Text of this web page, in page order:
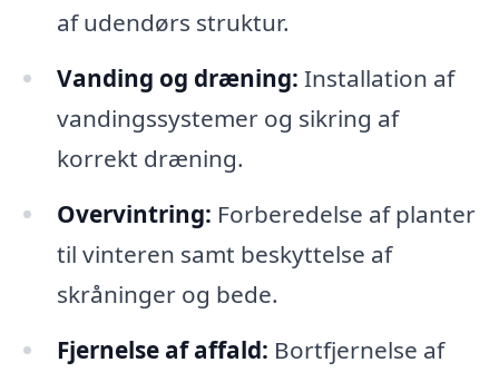
af udendørs struktur.
Vanding og dræning: Installation af
vandingssystemer og sikring af
korrekt dræning.
Overvintring: Forberedelse af planter
til vinteren samt beskyttelse af
skråninger og bede.
Fjernelse af affald: Bortfjernelse af